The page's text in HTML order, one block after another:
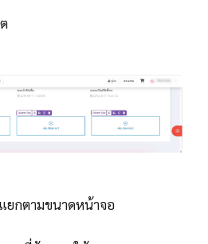
ยกตามขนาดหน้าจอ